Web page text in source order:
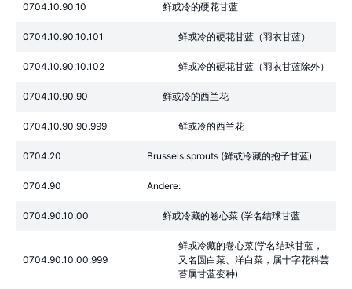
0704.10.90.10 鲜或冷的硬花甘蓝
0704.10.90.10.101 鲜或冷的硬花甘蓝（羽衣甘蓝）
0704.10.90.10.102 鲜或冷的硬花甘蓝（羽衣甘蓝除外）
0704.10.90.90 鲜或冷的西兰花
0704.10.90.90.999 鲜或冷的西兰花
0704.20 Brussels sprouts (鲜或冷藏的抱子甘蓝)
0704.90 Andere:
0704.90.10.00 鲜或冷藏的卷心菜 (学名结球甘蓝
0704.90.10.00.999
鲜或冷藏的卷心菜(学名结球甘蓝，
又名圆白菜、洋白菜，属十字花科芸
苔属甘蓝变种)